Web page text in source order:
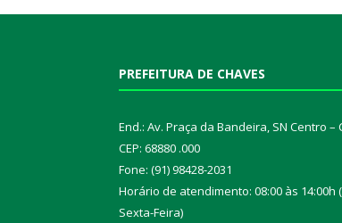
PREFEITURA DE CHAVES
End.: Av. Praça da Bandeira, SN Centro –
CEP: 68880 .000
Fone: (91) 98428-2031
Horário de atendimento: 08:00 às 14:00h
Sexta-Feira)